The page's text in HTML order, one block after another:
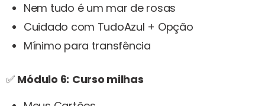
Nem tudo é um mar de rosas
Cuidado com TudoAzul + Opção
Mínimo para transfência
✅ Módulo 6: Curso milhas